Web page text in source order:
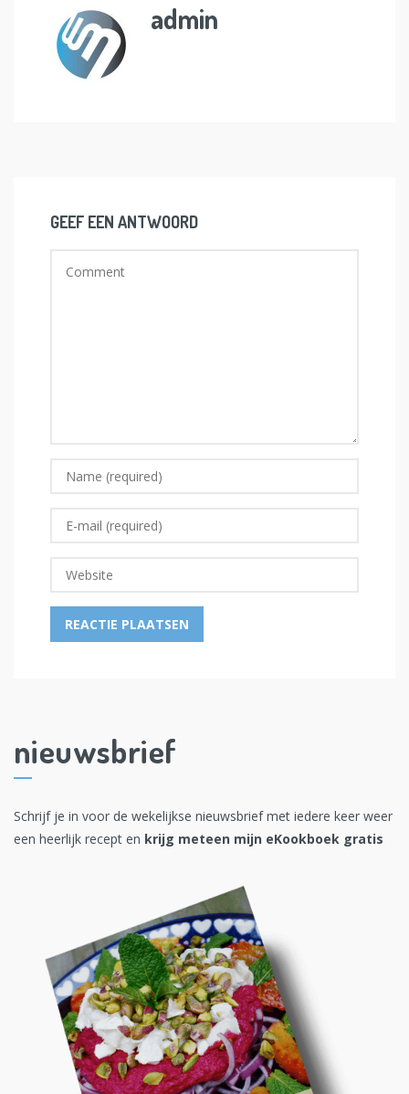
admin
GEEF EEN ANTWOORD
nieuwsbrief
Schrijf je in voor de wekelijkse nieuwsbrief met iedere keer weer
een heerlijk recept en krijg meteen mijn eKookboek gratis